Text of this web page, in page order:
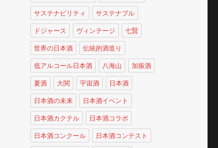
サステナビリティ サステナブル
ドジャース ヴィンテージ 七賢
世界の日本酒 伝統的酒造り
低アルコール日本酒 八海山 加振酒
夏酒 大関 宇宙酒 日本酒
日本酒の未来 日本酒イベント
日本酒カクテル 日本酒コラボ
日本酒コンクール 日本酒コンテスト